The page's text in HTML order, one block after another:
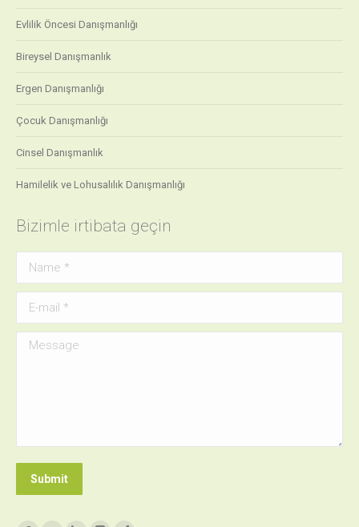
Evlilik Öncesi Danışmanlığı
Bireysel Danışmanlık
Ergen Danışmanlığı
Çocuk Danışmanlığı
Cinsel Danışmanlık
Hamilelik ve Lohusalılık Danışmanlığı
Bizimle irtibata geçin
Message
Submit